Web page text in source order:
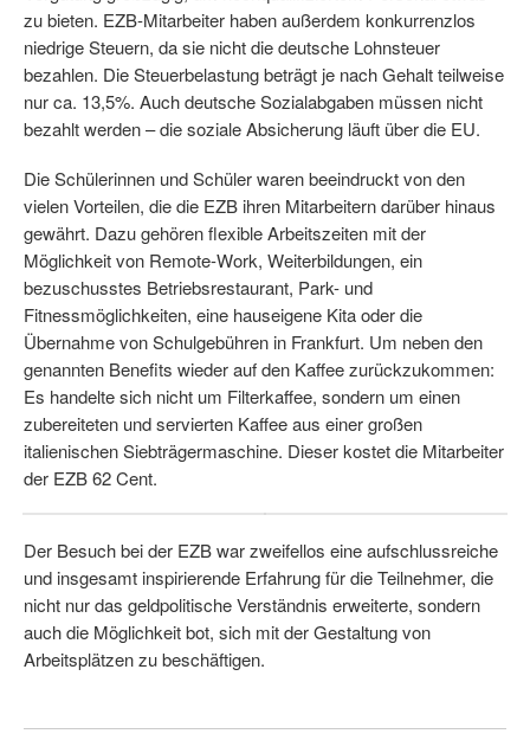
zu bieten. EZB-Mitarbeiter haben außerdem konkurrenzlos
niedrige Steuern, da sie nicht die deutsche Lohnsteuer
bezahlen. Die Steuerbelastung beträgt je nach Gehalt teilweise
nur ca. 13,5%. Auch deutsche Sozialabgaben müssen nicht
bezahlt werden – die soziale Absicherung läuft über die EU.
Die Schülerinnen und Schüler waren beeindruckt von den
vielen Vorteilen, die die EZB ihren Mitarbeitern darüber hinaus
gewährt. Dazu gehören flexible Arbeitszeiten mit der
Möglichkeit von Remote-Work, Weiterbildungen, ein
bezuschusstes Betriebsrestaurant, Park- und
Fitnessmöglichkeiten, eine hauseigene Kita oder die
Übernahme von Schulgebühren in Frankfurt. Um neben den
genannten Benefits wieder auf den Kaffee zurückzukommen:
Es handelte sich nicht um Filterkaffee, sondern um einen
zubereiteten und servierten Kaffee aus einer großen
italienischen Siebträgermaschine. Dieser kostet die Mitarbeiter
der EZB 62 Cent.
Der Besuch bei der EZB war zweifellos eine aufschlussreiche
und insgesamt inspirierende Erfahrung für die Teilnehmer, die
nicht nur das geldpolitische Verständnis erweiterte, sondern
auch die Möglichkeit bot, sich mit der Gestaltung von
Arbeitsplätzen zu beschäftigen.